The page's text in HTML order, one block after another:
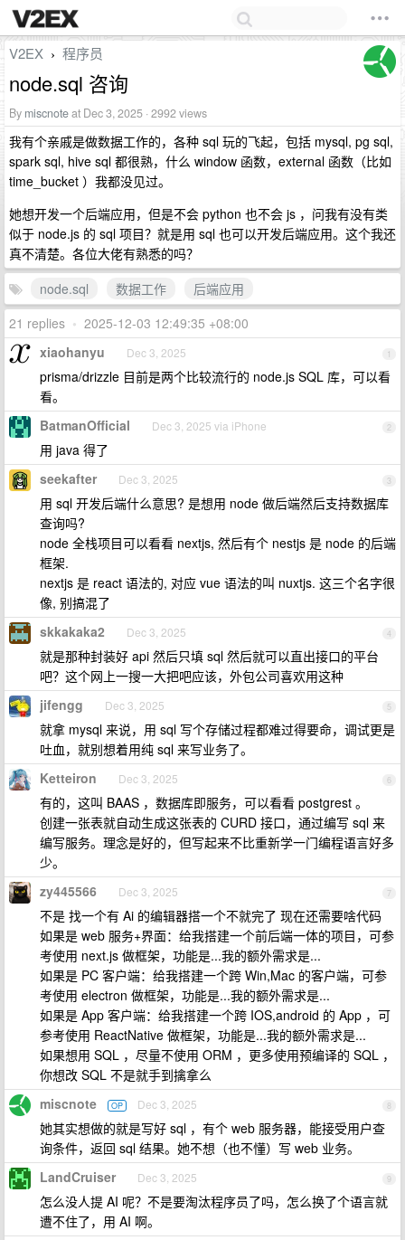
V2EX › 程序员
node.sql 咨询
By miscnoteat Dec 3, 2025 · 2992 views
我有个亲戚是做数据工作的，各种 sql 玩的飞起，包括 mysql, pg sql,
spark sql, hive sql 都很熟，什么 window 函数，external 函数（比如
time_bucket ）我都没见过。
她想开发一个后端应用，但是不会 python 也不会 js ，问我有没有类
似于 node.js 的 sql 项目？就是用 sql 也可以开发后端应用。这个我还
真不清楚。各位大佬有熟悉的吗？
node.sql
数据工作
后端应用
21 replies • 2025-12-03 12:49:35 +08:00
1
xiaohanyu Dec 3, 2025
prisma/drizzle 目前是两个比较流行的 node.js SQL 库，可以看
看。
2
BatmanOfficial Dec 3, 2025 via iPhone
用 java 得了
3
seekafter Dec 3, 2025
用 sql 开发后端什么意思? 是想用 node 做后端然后支持数据库
查询吗?
node 全栈项目可以看看 nextjs, 然后有个 nestjs 是 node 的后端
框架.
nextjs 是 react 语法的, 对应 vue 语法的叫 nuxtjs. 这三个名字很
像, 别搞混了
4
skkakaka2 Dec 3, 2025
就是那种封装好 api 然后只填 sql 然后就可以直出接口的平台
吧？这个网上一搜一大把吧应该，外包公司喜欢用这种
5
jifengg Dec 3, 2025
就拿 mysql 来说，用 sql 写个存储过程都难过得要命，调试更是
吐血，就别想着用纯 sql 来写业务了。
6
Ketteiron Dec 3, 2025
有的，这叫 BAAS ，数据库即服务，可以看看 postgrest 。
创建一张表就自动生成这张表的 CURD 接口，通过编写 sql 来
编写服务。理念是好的，但写起来不比重新学一门编程语言好多
少。
7
zy445566 Dec 3, 2025
不是 找一个有 Ai 的编辑器搭一个不就完了 现在还需要啥代码
如果是 web 服务+界面：给我搭建一个前后端一体的项目，可参
考使用 next.js 做框架，功能是...我的额外需求是...
如果是 PC 客户端：给我搭建一个跨 Win,Mac 的客户端，可参
考使用 electron 做框架，功能是...我的额外需求是...
如果是 App 客户端：给我搭建一个跨 IOS,android 的 App ，可
参考使用 ReactNative 做框架，功能是...我的额外需求是...
如果想用 SQL ，尽量不使用 ORM ，更多使用预编译的 SQL ，
你想改 SQL 不是就手到擒拿么
8
miscnote OP Dec 3, 2025
她其实想做的就是写好 sql ，有个 web 服务器，能接受用户查
询条件，返回 sql 结果。她不想（也不懂）写 web 业务。
9
LandCruiser Dec 3, 2025
怎么没人提 AI 呢？不是要淘汰程序员了吗，怎么换了个语言就
遭不住了，用 AI 啊。